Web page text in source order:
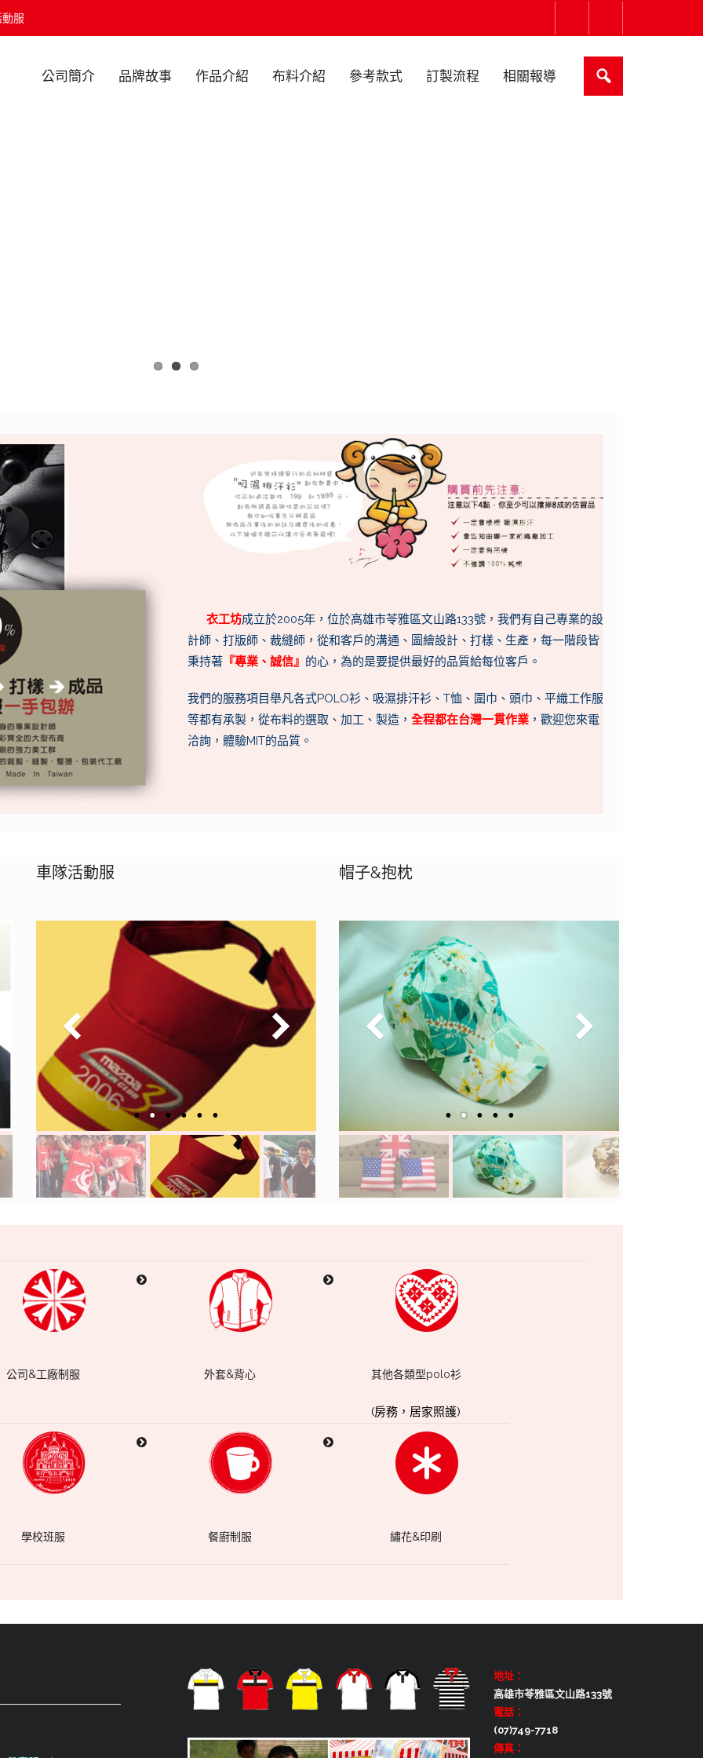
服
公司簡介 品牌故事 作品介紹 布料介紹 參考款式 訂製流程 相關報導
衣工坊成立於2005年，位於高雄市苓雅區文山路133號，我們有自己專業的設
計師、打版師、裁縫師，從和客戶的溝通、圖繪設計、打樣、生產，每一階段皆
秉持著 『專業、誠信』 的心，為的是要提供最好的品質給每位客戶。
我們的服務項目舉凡各式POLO衫、吸濕排汗衫、T恤、圍巾、頭巾、平織工作服
等都有承製，從布料的選取、加工、製造， 全程都在台灣一貫作業 ，歡迎您來電
洽詢，體驗MIT的品質。
車隊活動服 帽子&抱枕
公司&工廠制服 外套&背心 其他各類型polo衫
(房務，居家照護)
學校班服 餐廚制服 繡花&印刷
地址：
高雄市苓雅區文山路133號
電話：
(07)749-7718
傳真：